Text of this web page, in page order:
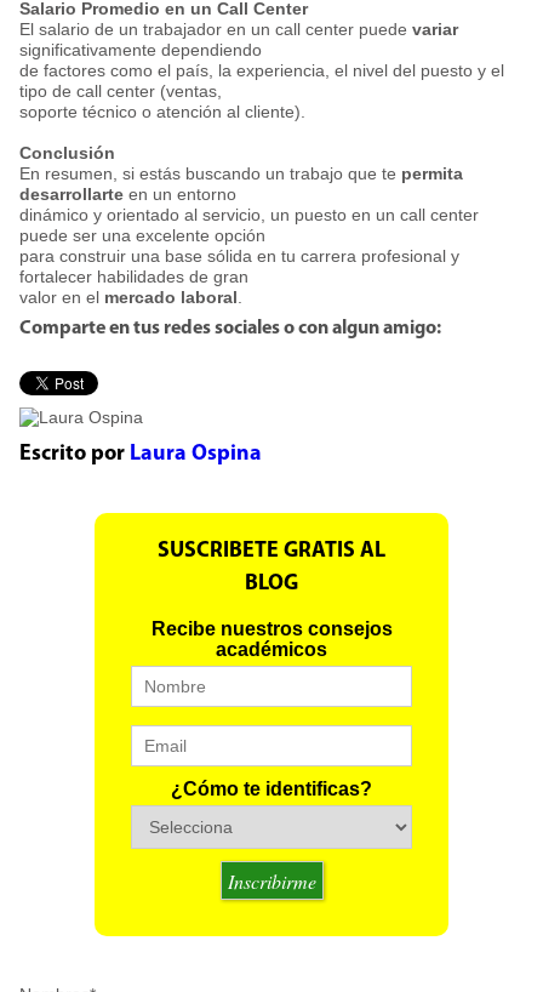
Salario Promedio en un Call Center
El salario de un trabajador en un call center puede variar
significativamente dependiendo
de factores como el país, la experiencia, el nivel del puesto y el
tipo de call center (ventas,
soporte técnico o atención al cliente).
Conclusión
En resumen, si estás buscando un trabajo que te permita
desarrollarte en un entorno
dinámico y orientado al servicio, un puesto en un call center
puede ser una excelente opción
para construir una base sólida en tu carrera profesional y
fortalecer habilidades de gran
valor en el mercado laboral
Comparte en tus redes sociales o con algun amigo:
Escrito por Laura Ospina
SUSCRIBETE GRATIS AL
BLOG
Recibe nuestros consejos
académicos
¿Cómo te identificas?